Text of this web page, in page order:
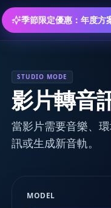
季節限定優惠：年度方
STUDIO MODE
影片轉音
當影片需要音樂、
訊或生成新音軌。
MODEL